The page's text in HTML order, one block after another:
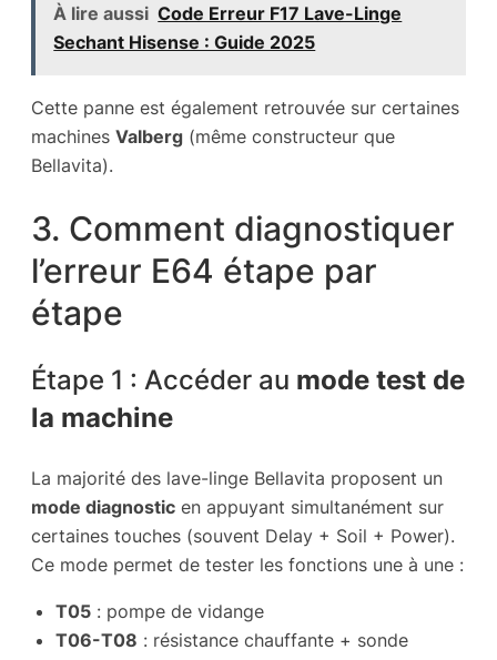
À lire aussi Code Erreur F17 Lave-Linge
Sechant Hisense : Guide 2025
Cette panne est également retrouvée sur certaines
machines Valberg (même constructeur que
Bellavita).
3. Comment diagnostiquer
l’erreur E64 étape par
étape
Étape 1 : Accéder au mode test de
la machine
La majorité des lave-linge Bellavita proposent un
mode diagnostic en appuyant simultanément sur
certaines touches (souvent Delay + Soil + Power).
Ce mode permet de tester les fonctions une à une :
T05 : pompe de vidange
T06-T08 : résistance chauffante + sonde